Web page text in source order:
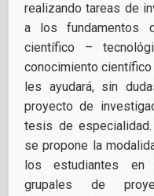
realizando tareas de
a los fundamentos
científico –
conocimiento
les ayudará, sin
proyecto de
tesis de
se propone la
los estudiantes en
grupales de